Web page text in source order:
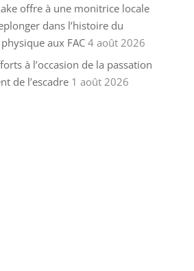
offre à une monitrice locale
dans l’histoire du
aux FAC 4 août 2026
à l’occasion de la passation
de l’escadre 1 août 2026